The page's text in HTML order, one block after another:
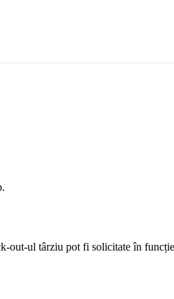
out-ul târziu pot fi solicitate în